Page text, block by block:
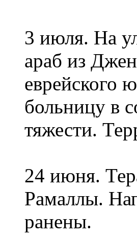
3 июля. На
араб из
еврейского
больницу в
тяжести.
24 июня.
Рамаллы.
ранены.